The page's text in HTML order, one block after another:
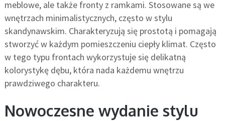
meblowe, ale także fronty z ramkami. Stosowane są we
wnętrzach minimalistycznych, często w stylu
skandynawskim. Charakteryzują się prostotą i pomagają
stworzyć w każdym pomieszczeniu ciepły klimat. Często
w tego typu frontach wykorzystuje się delikatną
kolorystykę dębu, która nada każdemu wnętrzu
prawdziwego charakteru.
Nowoczesne wydanie stylu